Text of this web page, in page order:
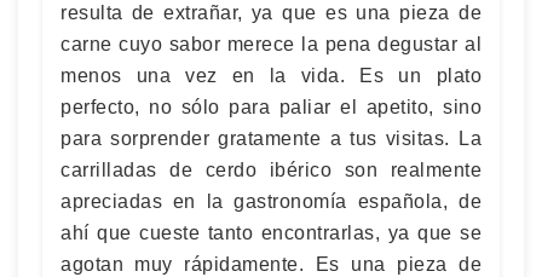
resulta de extrañar, ya que es una pieza de
carne cuyo sabor merece la pena degustar al
menos una vez en la vida. Es un plato
perfecto, no sólo para paliar el apetito, sino
para sorprender gratamente a tus visitas. La
carrilladas de cerdo ibérico son realmente
apreciadas en la gastronomía española, de
ahí que cueste tanto encontrarlas, ya que se
agotan muy rápidamente. Es una pieza de